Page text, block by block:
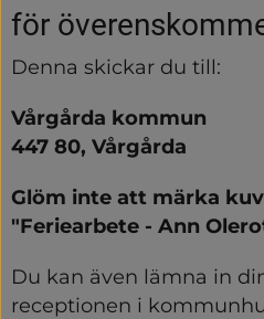
för
Denna skickar du till:
Vårgårda kommun
447 80, Vårgårda
Glöm inte att märka
"Feriearbete - Ann
Du kan även lämna in
receptionen i